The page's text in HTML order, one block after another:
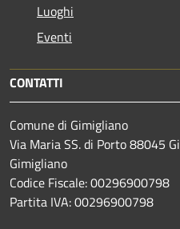
Luoghi
Eventi
CONTATTI
Comune di Gimigliano
Via Maria SS. di Porto 88045
Gimigliano
Codice Fiscale: 00296900798
Partita IVA: 00296900798